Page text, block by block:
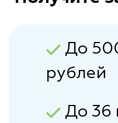
До
рублей
До 36